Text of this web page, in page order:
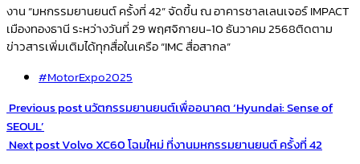
งาน “มหกรรมยานยนต์ ครั้งที่42” จัดขึ้น ณ อาคารชาลเลนเจอร์IMPACT
เมืองทองธานี ระหว่างวันที่29พฤศจิกายน-10ธันวาคม2568ติดตาม
ข่าวสารเพิ่มเติมได้ทุกสื่อในเครือ “IMCสื่อสากล”
#MotorExpo2025
Previous postนวัตกรรมยานยนต์เพื่ออนาคต ‘Hyundai: Sense of
SEOUL’
Next postVolvo XC60 โฉมใหม่ ที่งานมหกรรมยานยนต์ ครั้งที่ 42